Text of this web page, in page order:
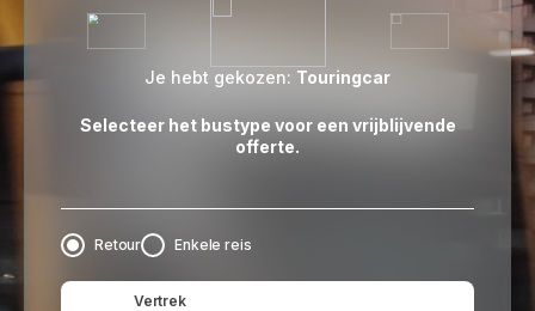
Je hebt gekozen: Touringcar
Selecteer het bustype voor een vrijblijvende
offerte.
Retour Enkele reis
Vertrek